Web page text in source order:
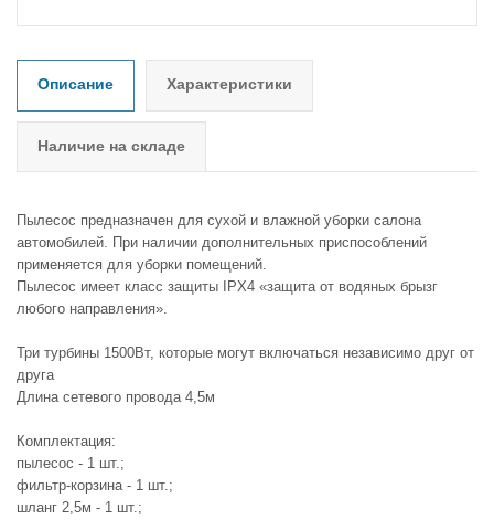
Описание Характеристики
Наличие на складе
Пылесос предназначен для сухой и влажной уборки салона
автомобилей. При наличии дополнительных приспособлений
применяется для уборки помещений.
Пылесос имеет класс защиты IPX4 «защита от водяных брызг
любого направления».
Три турбины 1500Вт, которые могут включаться независимо друг от
друга
Длина сетевого провода 4,5м
Комплектация:
пылесос - 1 шт.;
фильтр-корзина - 1 шт.;
шланг 2,5м - 1 шт.;